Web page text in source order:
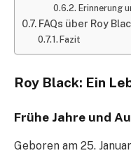
Erinnerung
FAQs über Roy
Fazit
Roy Black: Ein
Frühe Jahre und
Geboren am 25.